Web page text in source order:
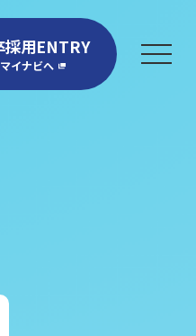
採用NEWS
採用ENTRY
マイナビへ